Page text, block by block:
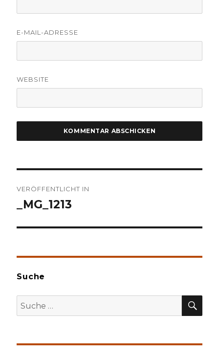
E-MAIL-ADRESSE
WEBSITE
VERÖFFENTLICHT IN
_MG_1213
Suche
Suche
nach: